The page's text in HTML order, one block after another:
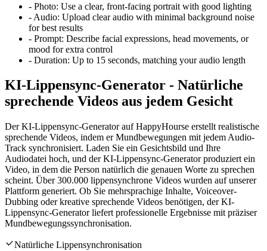
- Photo: Use a clear, front-facing portrait with good lighting
- Audio: Upload clear audio with minimal background noise
for best results
- Prompt: Describe facial expressions, head movements, or
mood for extra control
- Duration: Up to 15 seconds, matching your audio length
KI-Lippensync-Generator - Natürliche
sprechende Videos aus jedem Gesicht
Der KI-Lippensync-Generator auf HappyHourse erstellt realistische
sprechende Videos, indem er Mundbewegungen mit jedem Audio-
Track synchronisiert. Laden Sie ein Gesichtsbild und Ihre
Audiodatei hoch, und der KI-Lippensync-Generator produziert ein
Video, in dem die Person natürlich die genauen Worte zu sprechen
scheint. Über 300.000 lippensynchrone Videos wurden auf unserer
Plattform generiert. Ob Sie mehrsprachige Inhalte, Voiceover-
Dubbing oder kreative sprechende Videos benötigen, der KI-
Lippensync-Generator liefert professionelle Ergebnisse mit präziser
Mundbewegungssynchronisation.
Natürliche Lippensynchronisation